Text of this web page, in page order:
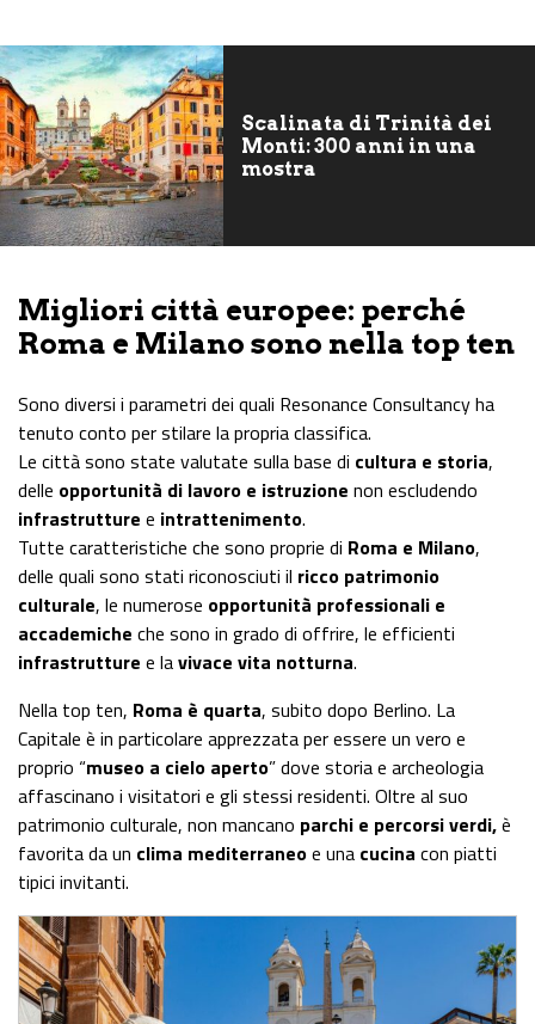
Scalinata di Trinità dei
Monti: 300 anni in una
mostra
Migliori città europee: perché
Roma e Milano sono nella top ten
Sono diversi i parametri dei quali Resonance Consultancy ha
tenuto conto per stilare la propria classifica.
Le città sono state valutate sulla base di cultura e storia,
delle opportunità di lavoro e istruzione non escludendo
infrastrutture e intrattenimento.
Tutte caratteristiche che sono proprie di Roma e Milano,
delle quali sono stati riconosciuti il ricco patrimonio
culturale, le numerose opportunità professionali e
accademiche che sono in grado di offrire, le efficienti
infrastrutture e lavivace vita notturna.
Nella top ten, Roma è quarta, subito dopo Berlino. La
Capitale è in particolare apprezzata per essere un vero e
proprio “museo a cielo aperto” dove storia e archeologia
affascinano i visitatori e gli stessi residenti. Oltre al suo
patrimonio culturale, non mancano parchi e percorsi verdi,è
favorita da un clima mediterraneoe una cucina con piatti
tipici invitanti.